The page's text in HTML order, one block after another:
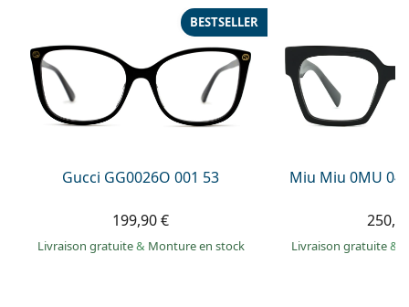
Prada
Toutes les marques
Gucci GG0026O 001 53
BESTSELLER
199,90 €
Livraison gratuite& Monture en stock
Miu Miu 0MU
Livraison gratuite&